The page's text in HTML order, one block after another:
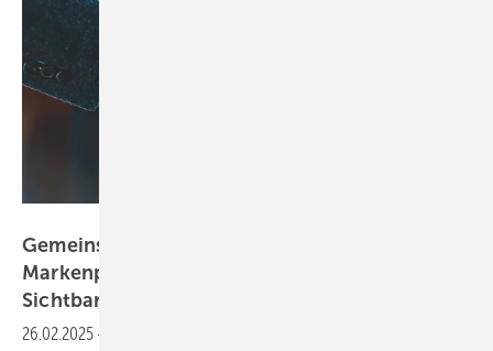
Gemeinsam Markt machen: Mit
Markenpartnerschaft und KI zu mehr
Sichtbarkeit bei
26.02.2025 -